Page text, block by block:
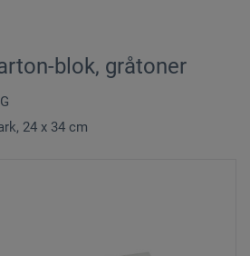
blok, gråtoner
24 x 34 cm